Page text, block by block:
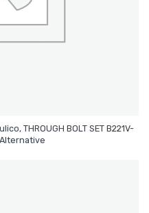
THROUGH BOLT SET B221V-